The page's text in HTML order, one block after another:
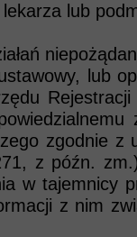
lub
lub
zgodnie
z późn.
w tajemnicy
z nim